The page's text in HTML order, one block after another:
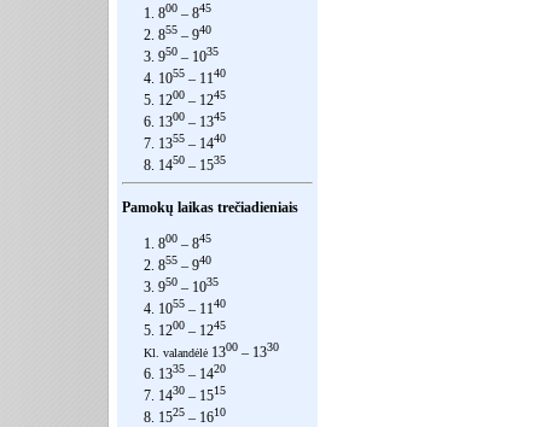
1. 800 – 845
2. 855 – 940
3. 950 – 1035
4. 1055 – 1140
5. 1200 – 1245
6. 1300 – 1345
7. 1355 – 1440
8. 1450 – 1535
Pamokų laikas trečiadieniais
1. 800 – 845
2. 855 – 940
3. 950 – 1035
4. 1055 – 1140
5. 1200 – 1245
Kl. valandėlė 1300 – 1330
6. 1335 – 1420
7. 1430 – 1515
8. 1525 – 1610